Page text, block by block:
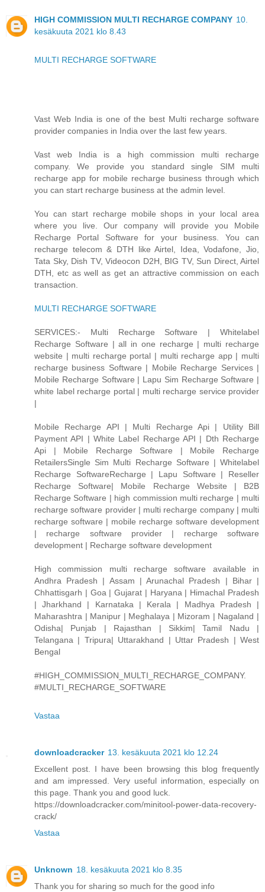
HIGH COMMISSION MULTI RECHARGE COMPANY 10.
kesäkuuta 2021 klo 8.43
MULTI RECHARGE SOFTWARE
Vast Web India is one of the best Multi recharge software
provider companies in India over the last few years.
Vast web India is a high commission multi recharge
company. We provide you standard single SIM multi
recharge app for mobile recharge business through which
you can start recharge business at the admin level.
You can start recharge mobile shops in your local area
where you live. Our company will provide you Mobile
Recharge Portal Software for your business. You can
recharge telecom & DTH like Airtel, Idea, Vodafone, Jio,
Tata Sky, Dish TV, Videocon D2H, BIG TV, Sun Direct, Airtel
DTH, etc as well as get an attractive commission on each
transaction.
MULTI RECHARGE SOFTWARE
SERVICES:- Multi Recharge Software | Whitelabel
Recharge Software | all in one recharge | multi recharge
website | multi recharge portal | multi recharge app | multi
recharge business Software | Mobile Recharge Services |
Mobile Recharge Software | Lapu Sim Recharge Software |
white label recharge portal | multi recharge service provider
|
Mobile Recharge API | Multi Recharge Api | Utility Bill
Payment API | White Label Recharge API | Dth Recharge
Api | Mobile Recharge Software | Mobile Recharge
RetailersSingle Sim Multi Recharge Software | Whitelabel
Recharge SoftwareRecharge | Lapu Software | Reseller
Recharge Software| Mobile Recharge Website | B2B
Recharge Software | high commission multi recharge | multi
recharge software provider | multi recharge company | multi
recharge software | mobile recharge software development
| recharge software provider | recharge software
development | Recharge software development
High commission multi recharge software available in
Andhra Pradesh | Assam | Arunachal Pradesh | Bihar |
Chhattisgarh | Goa | Gujarat | Haryana | Himachal Pradesh
| Jharkhand | Karnataka | Kerala | Madhya Pradesh |
Maharashtra | Manipur | Meghalaya | Mizoram | Nagaland |
Odisha| Punjab | Rajasthan | Sikkim| Tamil Nadu |
Telangana | Tripura| Uttarakhand | Uttar Pradesh | West
Bengal
#HIGH_COMMISSION_MULTI_RECHARGE_COMPANY.
#MULTI_RECHARGE_SOFTWARE
Vastaa
downloadcracker 13. kesäkuuta 2021 klo 12.24
Excellent post. I have been browsing this blog frequently
and am impressed. Very useful information, especially on
this page. Thank you and good luck.
https://downloadcracker.com/minitool-power-data-recovery-
crack/
Vastaa
Unknown 18. kesäkuuta 2021 klo 8.35
Thank you for sharing so much for the good info